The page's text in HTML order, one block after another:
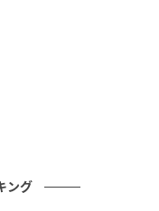
発言なのに、反応
ング